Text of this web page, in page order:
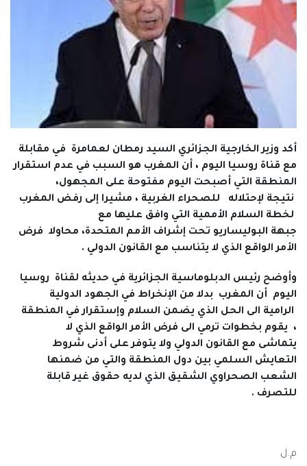
أكد وزير الخارجية الجزائري السيد رمطان لعمامرة في مقابلة
مع قناة روسيا اليوم ، أن المغرب هو السبب في عدم استقرار
المنطقة التي أصبحت اليوم مفتوحة على المجهول،
نتيجة لإحتلاله للصحراء الغربية ، مشيرا إلى رفض المغرب
لخطة السلام الأممية التي وافق عليها مع
جبهة البوليساريو تحت إشراف الأمم المتحدة، محاولا فرض
الأمر الواقع الذي لا يتناسب مع القانون الدولي .
وأوضح رئيس الدبلوماسية الجزائرية في حديثه لقناة روسيا
اليوم أن المغرب بدلا من الإنخراط في الجهود الدولية
الرامية الى الحل الذي يضمن السلام وإستقرار في المنطقة
، يقوم بخطوات ترمي الى فرض الأمر الواقع الذي لا
يتماشى مع القانون الدولي ولا يتوفر على أدنى شروط
التعايش السلمي بين دول المنطقة والتي من ضمنها
الشعب الصحراوي الشقيق الذي لديه حقوق غير قابلة
للتصرف .
م.ل